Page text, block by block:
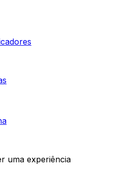
uma experiência